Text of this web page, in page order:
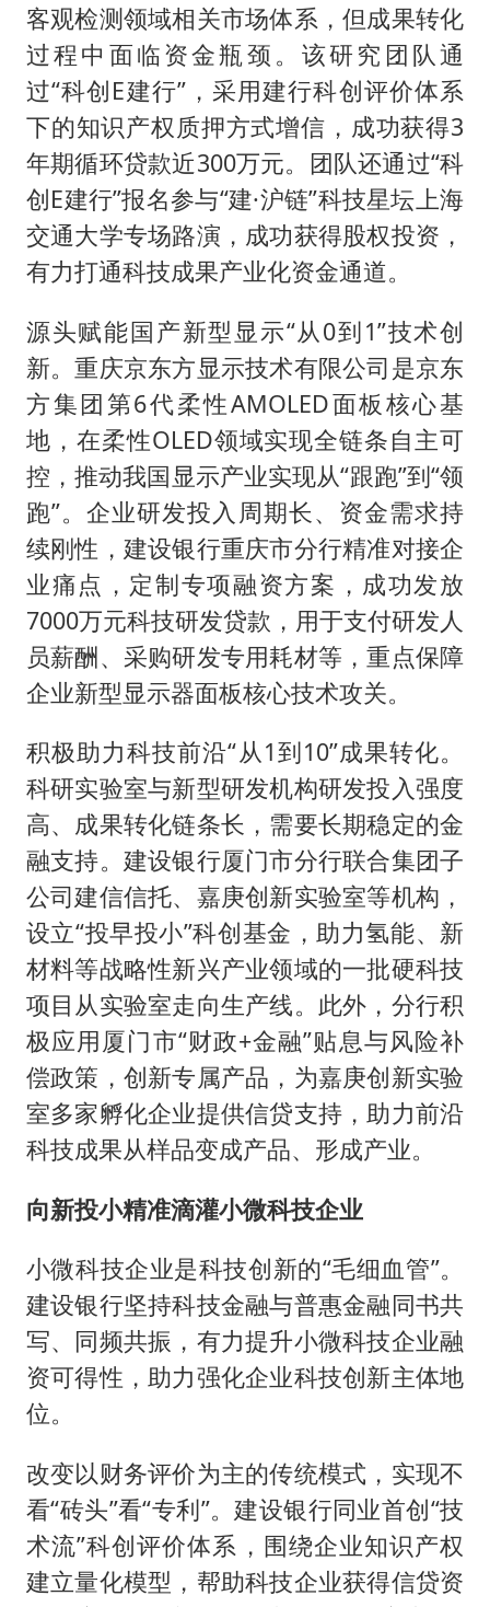
客观检测领域相关市场体系，但成果转化
过程中面临资金瓶颈。该研究团队通
过“科创E建行”，采用建行科创评价体系
下的知识产权质押方式增信，成功获得3
年期循环贷款近300万元。团队还通过“科
创E建行”报名参与“建·沪链”科技星坛上海
交通大学专场路演，成功获得股权投资，
有力打通科技成果产业化资金通道。
源头赋能国产新型显示“从0到1”技术创
新。重庆京东方显示技术有限公司是京东
方集团第6代柔性AMOLED面板核心基
地，在柔性OLED领域实现全链条自主可
控，推动我国显示产业实现从“跟跑”到“领
跑”。企业研发投入周期长、资金需求持
续刚性，建设银行重庆市分行精准对接企
业痛点，定制专项融资方案，成功发放
7000万元科技研发贷款，用于支付研发人
员薪酬、采购研发专用耗材等，重点保障
企业新型显示器面板核心技术攻关。
积极助力科技前沿“从1到10”成果转化。
科研实验室与新型研发机构研发投入强度
高、成果转化链条长，需要长期稳定的金
融支持。建设银行厦门市分行联合集团子
公司建信信托、嘉庚创新实验室等机构，
设立“投早投小”科创基金，助力氢能、新
材料等战略性新兴产业领域的一批硬科技
项目从实验室走向生产线。此外，分行积
极应用厦门市“财政+金融”贴息与风险补
偿政策，创新专属产品，为嘉庚创新实验
室多家孵化企业提供信贷支持，助力前沿
科技成果从样品变成产品、形成产业。
向新投小精准滴灌小微科技企业
小微科技企业是科技创新的“毛细血管”。
建设银行坚持科技金融与普惠金融同书共
写、同频共振，有力提升小微科技企业融
资可得性，助力强化企业科技创新主体地
位。
改变以财务评价为主的传统模式，实现不
看“砖头”看“专利”。建设银行同业首创“技
术流”科创评价体系，围绕企业知识产权
建立量化模型，帮助科技企业获得信贷资